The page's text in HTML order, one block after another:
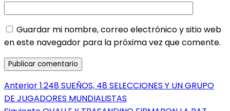
Guardar mi nombre, correo electrónico y sitio web
en este navegador para la próxima vez que comente.
Navegación
de
AnteriorEntrada
anterior:
1.248 SUEÑOS, 48 SELECCIONES Y UN GRUPO
DE JUGADORES MUNDIALISTAS